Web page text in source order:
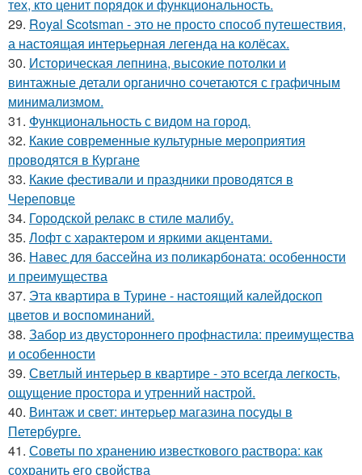
тех, кто ценит порядок и функциональность.
29. Royal Scotsman - это не просто способ путешествия,
а настоящая интерьерная легенда на колёсах.
30. Историческая лепнина, высокие потолки и
винтажные детали органично сочетаются с графичным
минимализмом.
31. Функциональность с видом на город.
32. Какие современные культурные мероприятия
проводятся в Кургане
33. Какие фестивали и праздники проводятся в
Череповце
34. Городской релакс в стиле малибу.
35. Лофт с характером и яркими акцентами.
36. Навес для бассейна из поликарбоната: особенности
и преимущества
37. Эта квартира в Турине - настоящий калейдоскоп
цветов и воспоминаний.
38. Забор из двустороннего профнастила: преимущества
и особенности
39. Светлый интерьер в квартире - это всегда легкость,
ощущение простора и утренний настрой.
40. Винтаж и свет: интерьер магазина посуды в
Петербурге.
41. Советы по хранению известкового раствора: как
сохранить его свойства